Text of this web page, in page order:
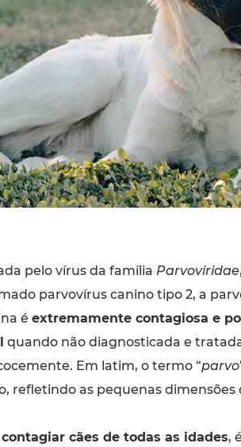
pelo vírus da família Parvoviridae,
parvovírus canino tipo 2, a
é extremamente contagiosa e
quando não diagnosticada e
Em latim, o termo “parvo
refletindo as pequenas dimensões
contagiar cães de todas as idades,